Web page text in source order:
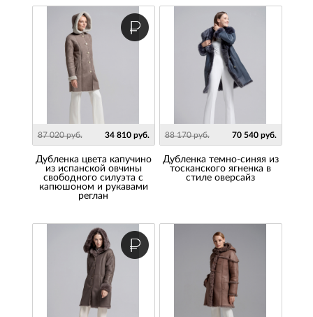
87 020 руб. 34 810 руб.
Дубленка цвета капучино
из испанской овчины
свободного силуэта с
капюшоном и рукавами
реглан
88 170 руб. 70 540 руб.
Дубленка темно-синяя из
тосканского ягненка в
стиле оверсайз